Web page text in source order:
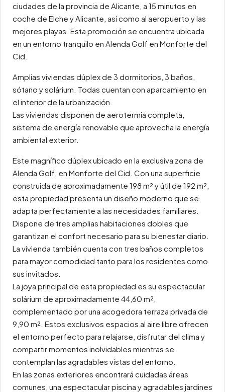
ciudades de la provincia de Alicante, a 15 minutos en
coche de Elche y Alicante, así como al aeropuerto y las
mejores playas. Esta promoción se encuentra ubicada
en un entorno tranquilo en Alenda Golf en Monforte del
Cid.
Amplias viviendas dúplex de 3 dormitorios, 3 baños,
sótano y solárium. Todas cuentan con aparcamiento en
el interior de la urbanización.
Las viviendas disponen de aerotermia completa,
sistema de energía renovable que aprovecha la energía
ambiental exterior.
Este magnífico dúplex ubicado en la exclusiva zona de
Alenda Golf, en Monforte del Cid. Con una superficie
construida de aproximadamente 198 m² y útil de 192 m²,
esta propiedad presenta un diseño moderno que se
adapta perfectamente a las necesidades familiares.
Dispone de tres amplias habitaciones dobles que
garantizan el confort necesario para su bienestar diario.
La vivienda también cuenta con tres baños completos
para mayor comodidad tanto para los residentes como
sus invitados.
La joya principal de esta propiedad es su espectacular
solárium de aproximadamente 44,60 m²,
complementado por una acogedora terraza privada de
9,90 m². Estos exclusivos espacios al aire libre ofrecen
el entorno perfecto para relajarse, disfrutar del clima y
compartir momentos inolvidables mientras se
contemplan las agradables vistas del entorno.
En las zonas exteriores encontrará cuidadas áreas
comunes, una espectacular piscina y agradables jardines